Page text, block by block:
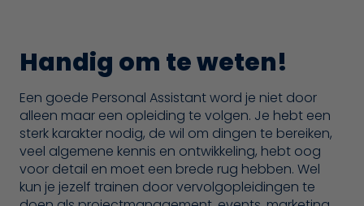
Handig om te weten!
Een goede Personal Assistant word je niet door
alleen maar een opleiding te volgen. Je hebt een
sterk karakter nodig, de wil om dingen te bereiken,
veel algemene kennis en ontwikkeling, hebt oog
voor detail en moet een brede rug hebben. Wel
kun je jezelf trainen door vervolgopleidingen te